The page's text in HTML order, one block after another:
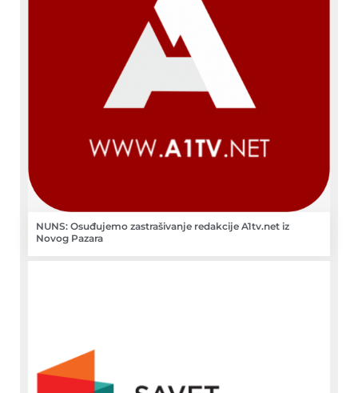
NUNS: Osuđujemo zastrašivanje redakcije A1tv.net iz
Novog Pazara